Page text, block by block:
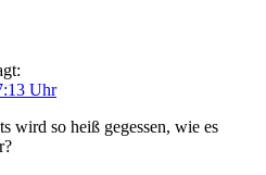
Uhr
wird so heiß gegessen, wie es